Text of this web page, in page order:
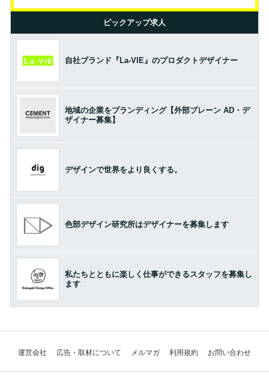
ピックアップ求人
自社ブランド『La-VIE』のプロダクトデザイナー
地域の企業をブランディング【外部ブレーン AD・デ
ザイナー募集】
デザインで世界をより良くする。
色部デザイン研究所はデザイナーを募集します
私たちとともに楽しく仕事ができるスタッフを募集し
ます
運営会社 広告・取材について メルマガ 利用規約 お問い合わせ